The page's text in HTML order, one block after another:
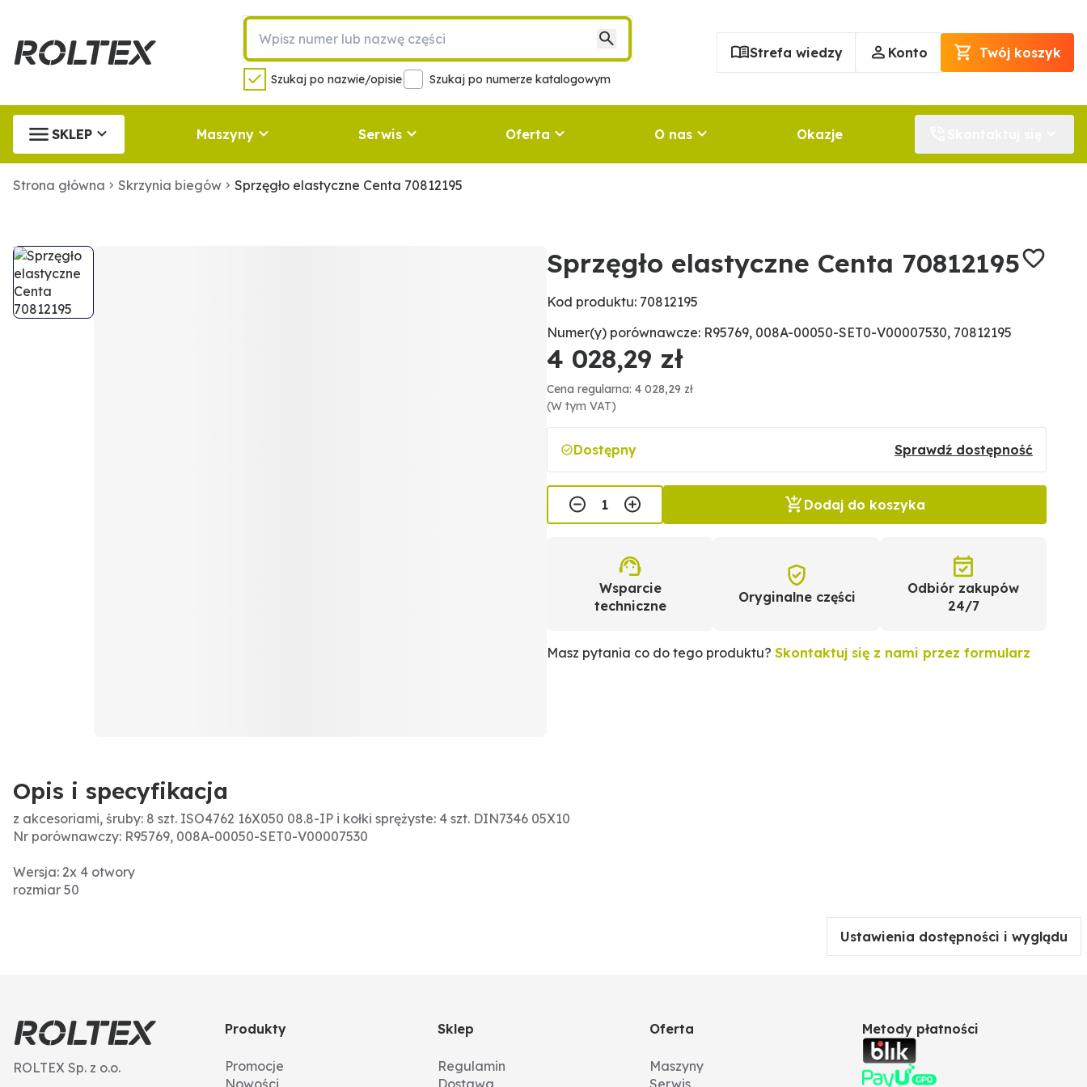
Szukaj po nazwie/opisie Szukaj po numerze katalogowym
Strefa wiedzy Konto Twój koszyk
SKLEP Maszyny Serwis Oferta O nas Okazje
Strona główna Skrzynia biegów Sprzęgło elastyczne Centa 70812195
Sprzęgło elastyczne Centa 70812195
Kod produktu: 70812195
Numer(y) porównawcze: R95769, 008A-00050-SET0-V00007530, 70812195
4 028,29 zł
Cena regularna: 4 028,29 zł
(W tym VAT)
Dostępny Sprawdź dostępność
Dodaj do koszyka
Wsparcie
techniczne
Oryginalne części
Odbiór zakupów
24/7
Masz pytania co do tego produktu? Skontaktuj się z nami przez formularz
Opis i specyfikacja
z akcesoriami, śruby: 8 szt. ISO4762 16X050 08.8-IP i kołki sprężyste: 4 szt. DIN7346 05X10
Nr porównawczy: R95769, 008A-00050-SET0-V00007530
Wersja: 2x 4 otwory
rozmiar 50
Ustawienia dostępności i wyglądu
ROLTEX Sp. z o.o.
Produkty
Promocje
Nowości
Sklep
Regulamin
Dostawa
Oferta
Maszyny
Serwis
Metody płatności